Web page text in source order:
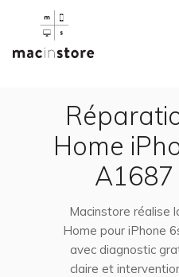
Home
A1687
Macinstore réalise
Home pour iPhone
avec diagnostic
claire et